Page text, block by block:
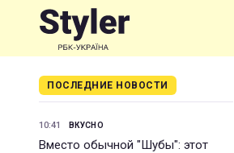
ПОСЛЕДНИЕ НОВОСТИ
10:41 ВКУСНО
Вместо обычной "Шубы": этот